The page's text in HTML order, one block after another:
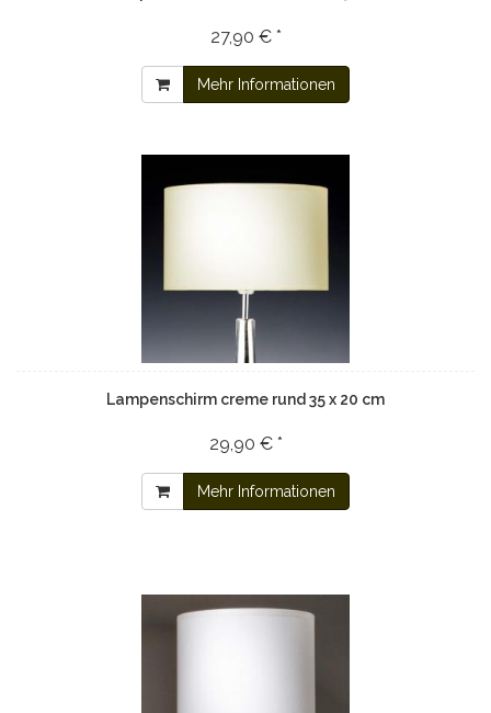
27,90 € *
Mehr Informationen
Lampenschirm creme rund 35 x 20 cm
29,90 € *
Mehr Informationen